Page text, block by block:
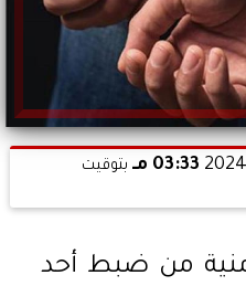
03:33 مـ
بتوقيت
من ضبط أحد